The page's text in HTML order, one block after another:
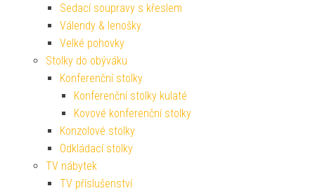
Sedací soupravy s křeslem
Válendy & lenošky
Velké pohovky
Stolky do obýváku
Konferenční stolky
Konferenční stolky kulaté
Kovové konferenční stolky
Konzolové stolky
Odkládací stolky
TV nábytek
TV příslušenství